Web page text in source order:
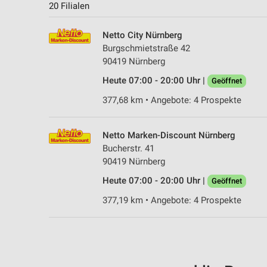
20 Filialen
Netto City Nürnberg
Burgschmietstraße 42
90419 Nürnberg
Heute 07:00 - 20:00 Uhr |
Geöffnet
377,68 km • Angebote: 4 Prospekte
Netto Marken-Discount Nürnberg
Bucherstr. 41
90419 Nürnberg
Heute 07:00 - 20:00 Uhr |
Geöffnet
377,19 km • Angebote: 4 Prospekte